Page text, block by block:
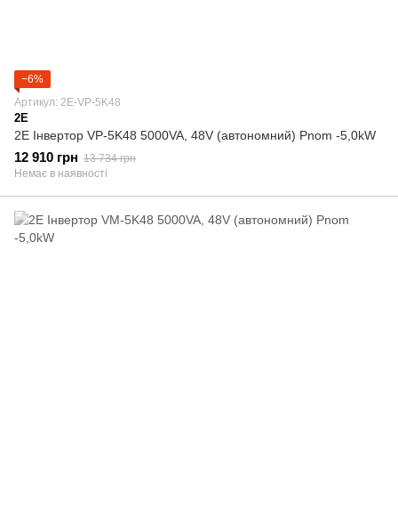
−6%
Артикул: 2E-VP-5K48
2E
2E Інвертор VP-5K48 5000VA, 48V (автономний) Pnom -5,0kW
12 910 грн 13 734 грн
Немає в наявності